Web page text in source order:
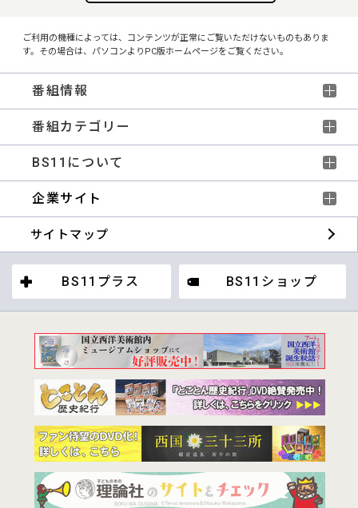
ご利用の機種によっては、コンテンツが正常にご覧いただけないものもありま
す。その場合は、パソコンよりPC版ホームページをご覧ください。
番組情報
番組カテゴリー
BS11について
企業サイト
サイトマップ
BS11プラス BS11ショップ